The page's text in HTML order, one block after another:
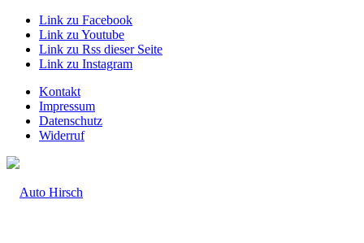
Link zu Facebook
Link zu Youtube
Link zu Rss dieser Seite
Link zu Instagram
Kontakt
Impressum
Datenschutz
Widerruf